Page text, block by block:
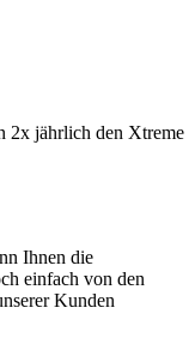
2x jährlich den Xtreme
Ihnen die
einfach von den
Kunden